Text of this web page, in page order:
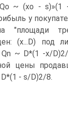
~ (хо -
у
"площади
(x...D) под
Qn ~ D*(1 -x/
цены
- s/D)2/8.